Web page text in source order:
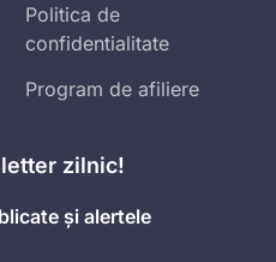
Politica de
confidentialitate
Program de afiliere
zilnic!
și alertele